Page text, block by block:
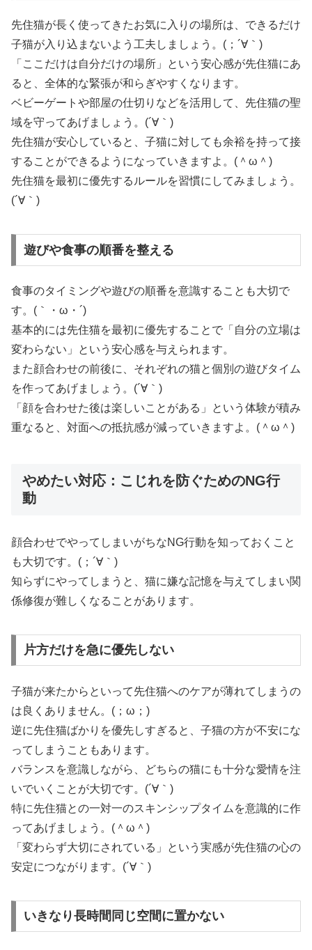
先住猫が長く使ってきたお気に入りの場所は、できるだけ
子猫が入り込まないよう工夫しましょう。(；´∀｀)
「ここだけは自分だけの場所」という安心感が先住猫にあ
ると、全体的な緊張が和らぎやすくなります。
ベビーゲートや部屋の仕切りなどを活用して、先住猫の聖
域を守ってあげましょう。(´∀｀)
先住猫が安心していると、子猫に対しても余裕を持って接
することができるようになっていきますよ。(＾ω＾)
先住猫を最初に優先するルールを習慣にしてみましょう。
(´∀｀)
遊びや食事の順番を整える
食事のタイミングや遊びの順番を意識することも大切で
す。(｀・ω・´)
基本的には先住猫を最初に優先することで「自分の立場は
変わらない」という安心感を与えられます。
また顔合わせの前後に、それぞれの猫と個別の遊びタイム
を作ってあげましょう。(´∀｀)
「顔を合わせた後は楽しいことがある」という体験が積み
重なると、対面への抵抗感が減っていきますよ。(＾ω＾)
やめたい対応：こじれを防ぐためのNG行
動
顔合わせでやってしまいがちなNG行動を知っておくこと
も大切です。(；´∀｀)
知らずにやってしまうと、猫に嫌な記憶を与えてしまい関
係修復が難しくなることがあります。
片方だけを急に優先しない
子猫が来たからといって先住猫へのケアが薄れてしまうの
は良くありません。(；ω；)
逆に先住猫ばかりを優先しすぎると、子猫の方が不安にな
ってしまうこともあります。
バランスを意識しながら、どちらの猫にも十分な愛情を注
いでいくことが大切です。(´∀｀)
特に先住猫との一対一のスキンシップタイムを意識的に作
ってあげましょう。(＾ω＾)
「変わらず大切にされている」という実感が先住猫の心の
安定につながります。(´∀｀)
いきなり長時間同じ空間に置かない